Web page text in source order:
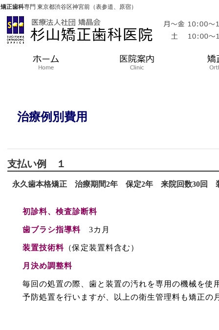
矯正歯科専門 東京都渋谷区神宮前（表参道、原宿）
治療例別費用
支払い例 １
永久歯本格矯正 治療期間2年 保定2年 来院回数30回
初診料、検査診断料
歯ブラシ指導料3カ月
装置技術料（保定装置料含む）
月決め調整料
毎回の処置の際、歯と装置の汚れを専用の機械を使
予防処置を行いますが、以上の衛生管理料も矯正の